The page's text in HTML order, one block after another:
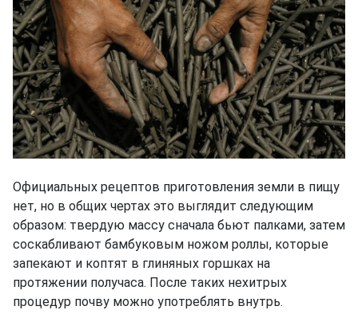
Официальных рецептов приготовления земли в пищу
нет, но в общих чертах это выглядит следующим
образом: твердую массу сначала бьют палками, затем
соскабливают бамбуковым ножом роллы, которые
запекают и коптят в глиняных горшках на
протяжении получаса. После таких нехитрых
процедур почву можно употреблять внутрь.